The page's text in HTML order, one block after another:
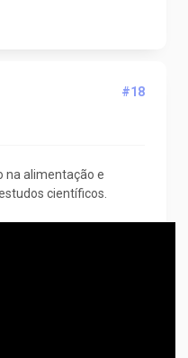
#18
na alimentação e
científicos.